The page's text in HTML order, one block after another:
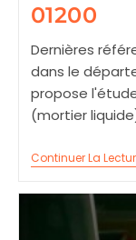
01200
Dernières
dans le
propose
(mortier
Continuer La